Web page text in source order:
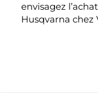
envisagez
Husqvarna chez